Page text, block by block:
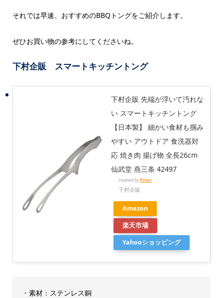
それでは早速、おすすめのBBQトングをご紹介します。
ぜひお買い物の参考にしてくださいね。
下村企販 スマートキッチントング
下村企販 先端が浮いて汚れな
い スマートキッチントング
【日本製】 細かい食材も掴み
やすい アウトドア 食洗器対
応 焼き肉 揚げ物 全長26cm
仙武堂 燕三条 42497
created byRinker
下村企販
Amazon
楽天市場
Yahooショッピング
・素材：ステンレス銅